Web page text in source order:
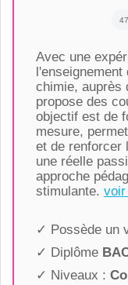
Avec une
chimie, auprès
propose des
objectif est de
mesure,
et de renforcer
une réelle
approche
stimulante. voir
✓ Possède un
✓ Diplôme
✓ Niveaux :